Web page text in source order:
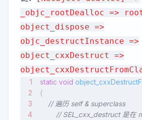
_objc_rootDealloc =>
object_dispose =>
objc_destructInstance =>
object_cxxDestruct =>
static void
{
    // 遍历 self & superclass
// SEL_cxx_destruct 是